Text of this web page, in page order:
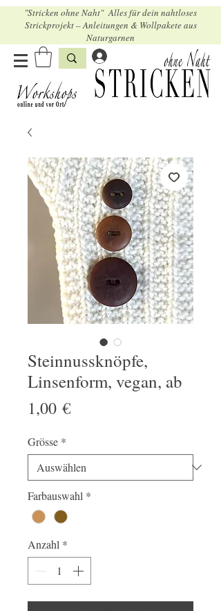
"Stricken ohne Naht" Alles für dein nahtloses
Strickprojekt – Anleitungen & Wollpakete aus
Naturgarnen
Steinnussknöpfe,
Linsenform, vegan, ab
1,00 €Preis
Grösse *
Farbauswahl *
Anzahl *